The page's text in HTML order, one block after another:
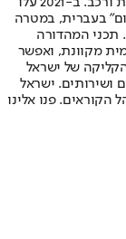
בעברית, במטרה
תכני המהדורה
מקוונת, ואפשר
של ישראל
ושירותים. ישראל
הקוראים. פנו אלינו